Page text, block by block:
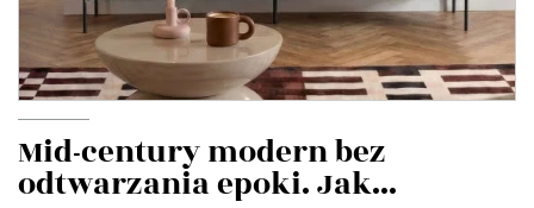
Mid-century modern bez
odtwarzania epoki. Jak...